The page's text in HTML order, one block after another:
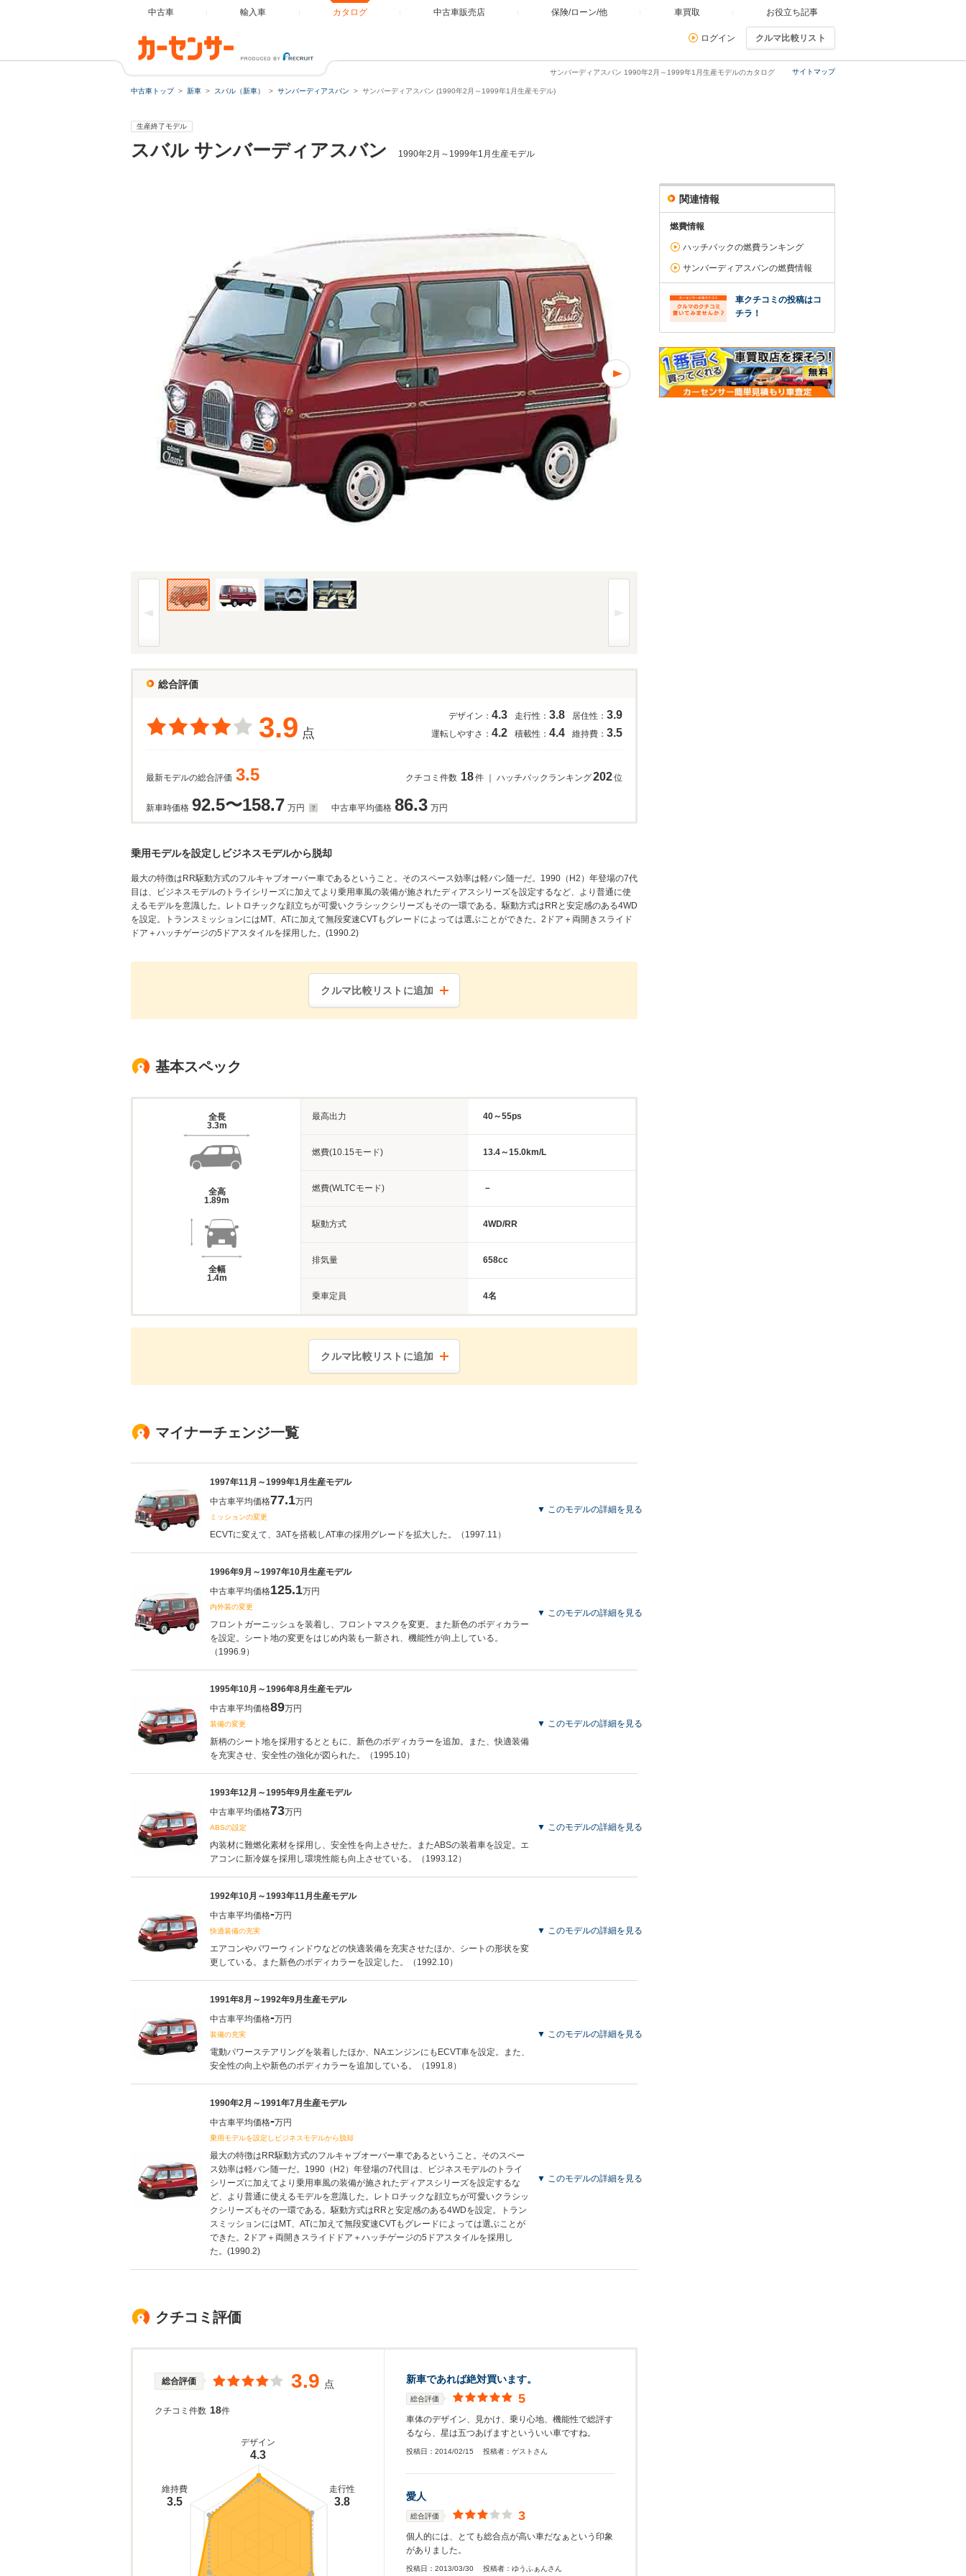
中古車 輸入車 カタログ 中古車販売店 保険/ローン/他 車買取 お役立ち記事
ログイン クルマ比較リスト
サイトマップ
サンバーディアスバン 1990年2月～1999年1月生産モデルのカタログ
中古車トップ 新車 スバル（新車） サンバーディアスバン サンバーディアスバン (1990年2月～1999年1月生産モデル)
生産終了モデル
スバル サンバーディアスバン 1990年2月～1999年1月生産モデル
96年(H08)9月、MC時の660 クラシックのフロント (1/4枚)
総合評価
3.9 点
デザイン： 4.3 走行性： 3.8 居住性： 3.9
運転しやすさ： 4.2 積載性： 4.4 維持費： 3.5
最新モデルの総合評価 3.5 クチコミ件数 18件 ｜ ハッチバックランキング202位
新車時価格 92.5〜158.7 万円 中古車平均価格 86.3 万円
乗用モデルを設定しビジネスモデルから脱却
最大の特徴はRR駆動方式のフルキャブオーバー車であるということ。そのスペース効率は軽バン随一だ。1990（H2）年登場の7代
目は、ビジネスモデルのトライシリーズに加えてより乗用車風の装備が施されたディアスシリーズを設定するなど、より普通に使
えるモデルを意識した。レトロチックな顔立ちが可愛いクラシックシリーズもその一環である。駆動方式はRRと安定感のある4WD
を設定。トランスミッションにはMT、ATに加えて無段変速CVTもグレードによっては選ぶことができた。2ドア＋両開きスライド
ドア＋ハッチゲージの5ドアスタイルを採用した。(1990.2)
クルマ比較リストに追加
基本スペック
全長
3.3m
全高
1.89m
全幅
1.4m
最高出力 40～55ps
燃費(10.15モード) 13.4～15.0km/L
燃費(WLTCモード) －
駆動方式 4WD/RR
排気量 658cc
乗車定員 4名
クルマ比較リストに追加
マイナーチェンジ一覧
1997年11月～1999年1月生産モデル
中古車平均価格77.1万円
ミッションの変更
ECVTに変えて、3ATを搭載しAT車の採用グレードを拡大した。（1997.11）
▼ このモデルの詳細を見る
1996年9月～1997年10月生産モデル
中古車平均価格125.1万円
内外装の変更
フロントガーニッシュを装着し、フロントマスクを変更。また新色のボディカラー
を設定。シート地の変更をはじめ内装も一新され、機能性が向上している。
（1996.9）
▼ このモデルの詳細を見る
1995年10月～1996年8月生産モデル
中古車平均価格89万円
装備の変更
新柄のシート地を採用するとともに、新色のボディカラーを追加。また、快適装備
を充実させ、安全性の強化が図られた。（1995.10）
▼ このモデルの詳細を見る
1993年12月～1995年9月生産モデル
中古車平均価格73万円
ABSの設定
内装材に難燃化素材を採用し、安全性を向上させた。またABSの装着車を設定。エ
アコンに新冷媒を採用し環境性能も向上させている。（1993.12）
▼ このモデルの詳細を見る
1992年10月～1993年11月生産モデル
中古車平均価格-万円
快適装備の充実
エアコンやパワーウィンドウなどの快適装備を充実させたほか、シートの形状を変
更している。また新色のボディカラーを設定した。（1992.10）
▼ このモデルの詳細を見る
1991年8月～1992年9月生産モデル
中古車平均価格-万円
装備の充実
電動パワーステアリングを装着したほか、NAエンジンにもECVT車を設定。また、
安全性の向上や新色のボディカラーを追加している。（1991.8）
▼ このモデルの詳細を見る
1990年2月～1991年7月生産モデル
中古車平均価格-万円
乗用モデルを設定しビジネスモデルから脱却
最大の特徴はRR駆動方式のフルキャブオーバー車であるということ。そのスペー
ス効率は軽バン随一だ。1990（H2）年登場の7代目は、ビジネスモデルのトライ
シリーズに加えてより乗用車風の装備が施されたディアスシリーズを設定するな
ど、より普通に使えるモデルを意識した。レトロチックな顔立ちが可愛いクラシッ
クシリーズもその一環である。駆動方式はRRと安定感のある4WDを設定。トラン
スミッションにはMT、ATに加えて無段変速CVTもグレードによっては選ぶことが
できた。2ドア＋両開きスライドドア＋ハッチゲージの5ドアスタイルを採用し
た。(1990.2)
▼ このモデルの詳細を見る
クチコミ評価
総合評価 3.9 点
クチコミ件数 18件
デザイン
4.3
走行性
3.8
維持費
3.5
新車であれば絶対買います。
総合評価 5
車体のデザイン、見かけ、乗り心地、機能性で総評す
るなら、星は五つあげますといういい車ですね。
投稿日： 2014/02/15 投稿者： ゲストさん
愛人
総合評価 3
個人的には、とても総合点が高い車だなぁという印象
がありました。
投稿日： 2013/03/30 投稿者： ゆうふぁんさん
関連情報
燃費情報
ハッチバックの燃費ランキング
サンバーディアスバンの燃費情報
車クチコミの投稿はコ
チラ！